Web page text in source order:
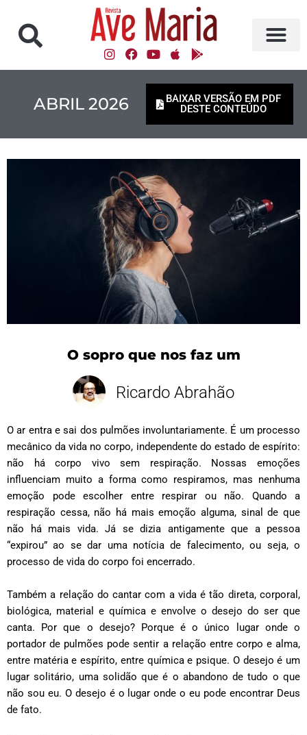
ABRIL 2026
BAIXAR VERSÃO EM PDF
DESTE CONTEÚDO
O sopro que nos faz um
Ricardo Abrahão
O ar entra e sai dos pulmões involuntariamente. É um processo
mecânico da vida no corpo, independente do estado de espírito:
não há corpo vivo sem respiração. Nossas emoções
influenciam muito a forma como respiramos, mas nenhuma
emoção pode escolher entre respirar ou não. Quando a
respiração cessa, não há mais emoção alguma, sinal de que
não há mais vida. Já se dizia antigamente que a pessoa
“expirou” ao se dar uma notícia de falecimento, ou seja, o
processo de vida do corpo foi encerrado.
Também a relação do cantar com a vida é tão direta, corporal,
biológica, material e química e envolve o desejo do ser que
canta. Por que o desejo? Porque é o único lugar onde o
portador de pulmões pode sentir a relação entre corpo e alma,
entre matéria e espírito, entre química e psique. O desejo é um
lugar solitário, uma solidão que é o abandono de tudo o que
não sou eu. O desejo é o lugar onde o eu pode encontrar Deus
de fato.